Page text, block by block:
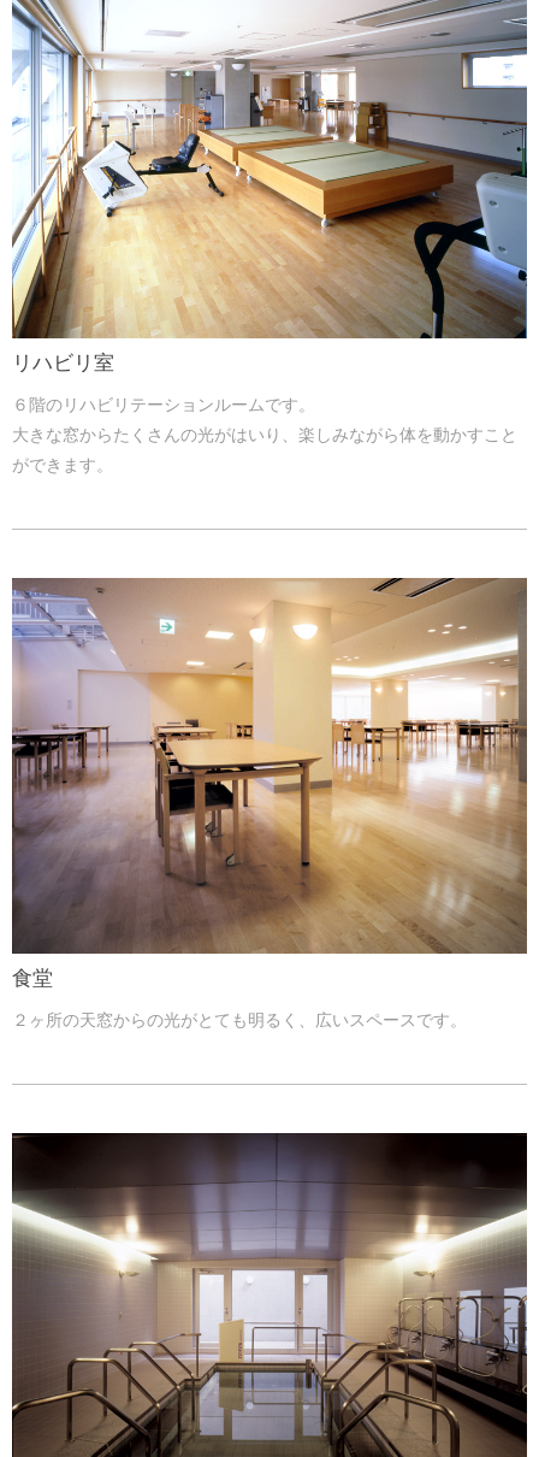
リハビリ室
６階のリハビリテーションルームです。
大きな窓からたくさんの光がはいり、楽しみながら体を動かすこと
ができます。
食堂
２ヶ所の天窓からの光がとても明るく、広いスペースです。